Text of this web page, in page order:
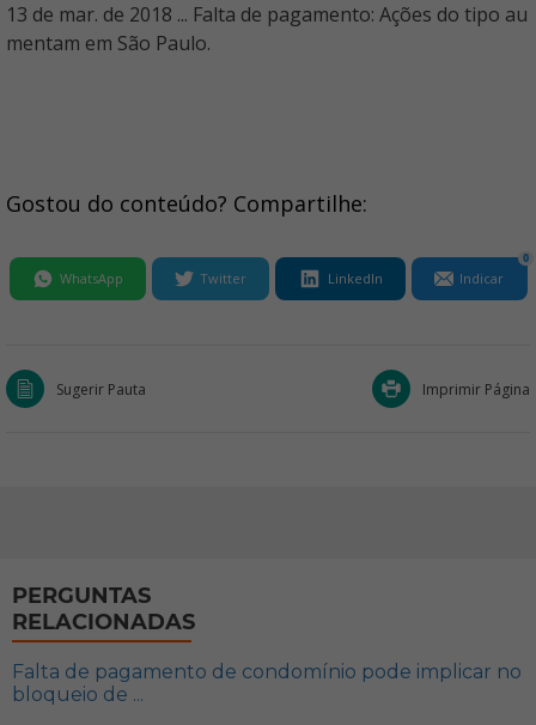
13 de mar. de 2018 ... Falta de pagamento: Ações do tipo au
mentam em São Paulo.
Gostou do conteúdo? Compartilhe:
WhatsApp Twitter LinkedIn Indicar
0
Sugerir Pauta Imprimir Página
PERGUNTAS
RELACIONADAS
Falta de pagamento de condomínio pode implicar no
bloqueio de ...